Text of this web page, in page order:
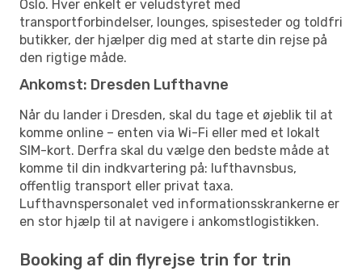
Oslo. Hver enkelt er veludstyret med
transportforbindelser, lounges, spisesteder og toldfri
butikker, der hjælper dig med at starte din rejse på
den rigtige måde.
Ankomst: Dresden Lufthavne
Når du lander i Dresden, skal du tage et øjeblik til at
komme online – enten via Wi-Fi eller med et lokalt
SIM-kort. Derfra skal du vælge den bedste måde at
komme til din indkvartering på: lufthavnsbus,
offentlig transport eller privat taxa.
Lufthavnspersonalet ved informationsskrankerne er
en stor hjælp til at navigere i ankomstlogistikken.
Booking af din flyrejse trin for trin